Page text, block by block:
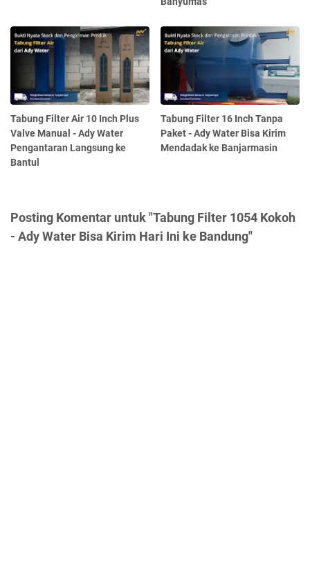
Tabung Filter Air 10 Inch Plus
Valve Manual - Ady Water
Pengantaran Langsung ke
Bantul
Tabung Filter 16 Inch Tanpa
Paket - Ady Water Bisa Kirim
Mendadak ke Banjarmasin
Posting Komentar untuk "Tabung Filter 1054 Kokoh
- Ady Water Bisa Kirim Hari Ini ke Bandung"